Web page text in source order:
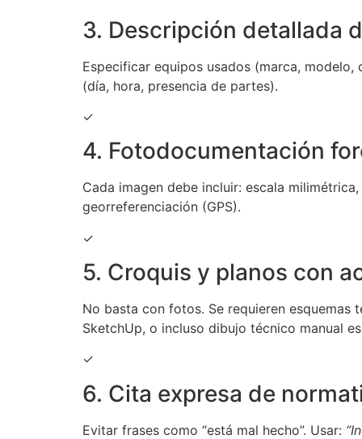
3. Descripción detallada
Especificar equipos usados (marca,
(día, hora, presencia de partes).
✓
4. Fotodocumentación
Cada imagen debe incluir: escala
georreferenciación (GPS).
✓
5. Croquis y planos con
No basta con fotos. Se requieren esquemas
SketchUp, o incluso dibujo técnico manual
✓
6. Cita expresa de
Evitar frases como “está mal hecho”. Usar: